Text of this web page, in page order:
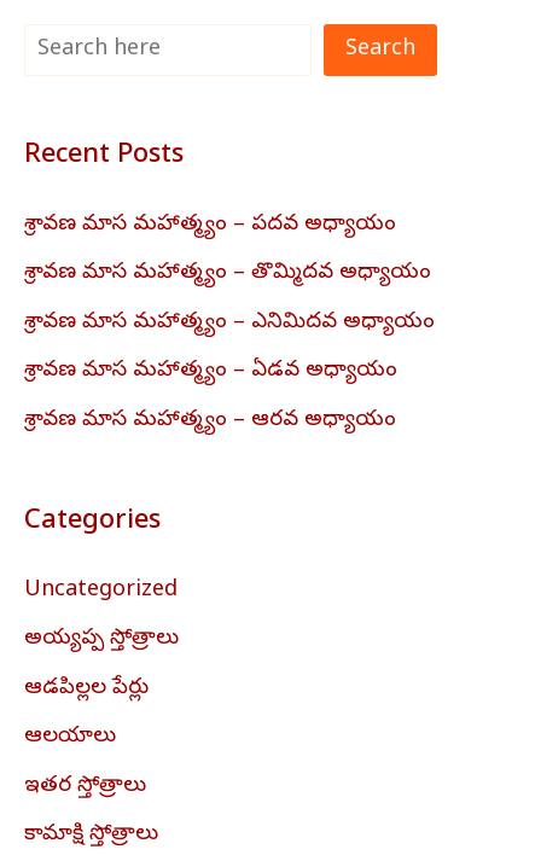
Search
Recent Posts
శ్రావణ మాస మహాత్మ్యం – పదవ అధ్యాయం
శ్రావణ మాస మహాత్మ్యం – తొమ్మిదవ అధ్యాయం
శ్రావణ మాస మహాత్మ్యం – ఎనిమిదవ అధ్యాయం
శ్రావణ మాస మహాత్మ్యం – ఏడవ అధ్యాయం
శ్రావణ మాస మహాత్మ్యం – ఆరవ అధ్యాయం
Categories
Uncategorized
అయ్యప్ప స్తోత్రాలు
ఆడపిల్లల పేర్లు
ఆలయాలు
ఇతర స్తోత్రాలు
కామాక్షి స్తోత్రాలు